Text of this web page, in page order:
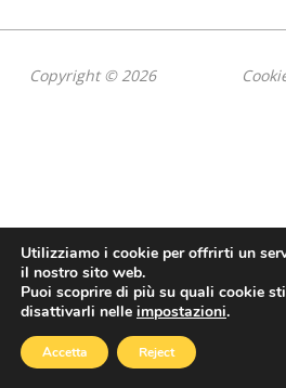
Copyright © 2026
Utilizziamo i cookie per offrirti un
il nostro sito web.
Puoi scoprire di più su quali cookie
disattivarli nelle impostazioni.
Accetta Reject